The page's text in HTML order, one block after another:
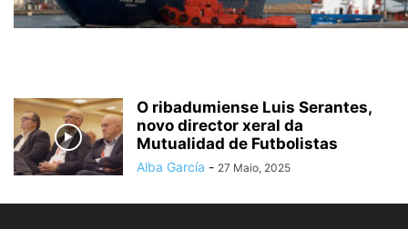
O ribadumiense Luis Serantes,
novo director xeral da
Mutualidad de Futbolistas
Alba García - 27 Maio, 2025